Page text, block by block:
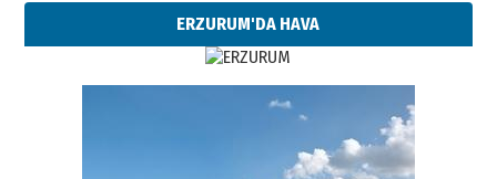
ERZURUM'DA HAVA